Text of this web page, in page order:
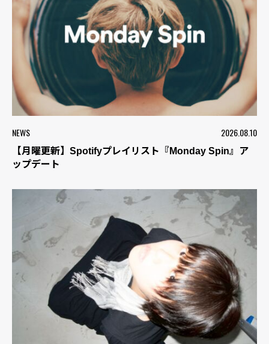
NEWS 2026.08.10
【月曜更新】Spotifyプレイリスト『Monday Spin』ア
ップデート